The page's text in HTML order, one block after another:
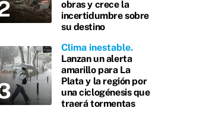
obras y crece la
incertidumbre sobre
su destino
Clima inestable
Lanzan un alerta
amarillo para La
Plata y la región por
una ciclogénesis que
traerá tormentas